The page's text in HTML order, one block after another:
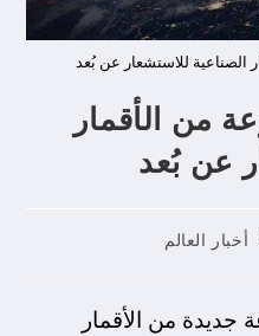
للاستشعار عن بُعد
من الأقمار
عن بُعد
أخبار العالم
جديدة من الأقمار